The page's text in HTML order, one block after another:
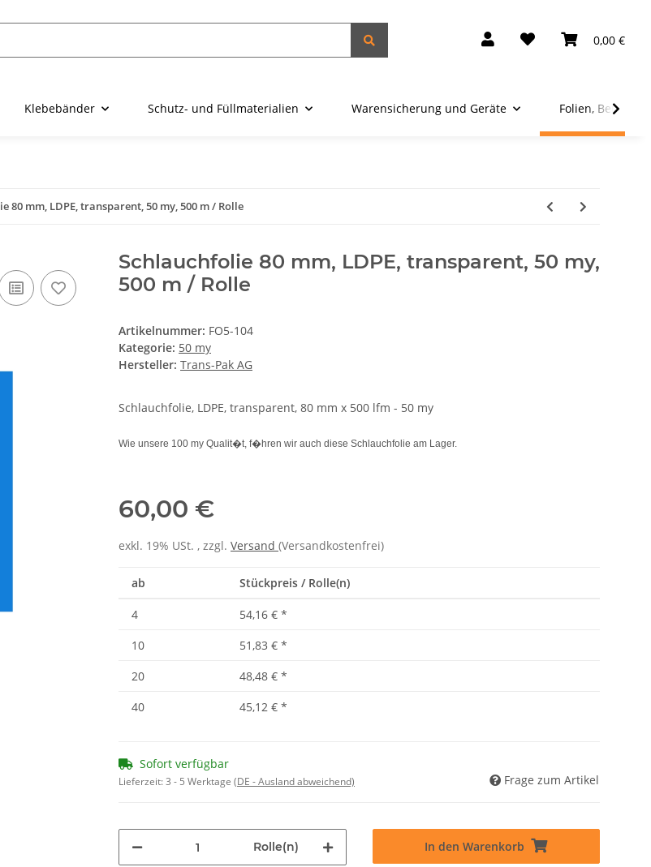
0,00 €
Klebebänder Schutz- und Füllmaterialien Warensicherung und Geräte Folien, Beutel
80 mm, LDPE, transparent, 50 my, 500 m / Rolle
Schlauchfolie 80 mm, LDPE, transparent, 50 my,
500 m / Rolle
Artikelnummer: FO5-104
Kategorie: 50 my
Hersteller: Trans-Pak AG
Schlauchfolie, LDPE, transparent, 80 mm x 500 lfm - 50 my
Wie unsere 100 my Qualit�t, f�hren wir auch diese Schlauchfolie am Lager.
60,00 €
exkl. 19% USt. , zzgl. Versand (Versandkostenfrei)
ab Stückpreis / Rolle(n)
4 54,16 € *
10
51,83 € *
20
48,48 € *
40
45,12 € *
Sofort verfügbar
Lieferzeit:3 - 5 Werktage (DE - Ausland abweichend) Frage zum Artikel
Rolle(n) In den Warenkorb